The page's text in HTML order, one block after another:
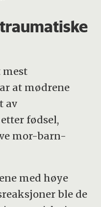
mest
at mødrene
av
fødsel,
mor-barn-
med høye
ble de